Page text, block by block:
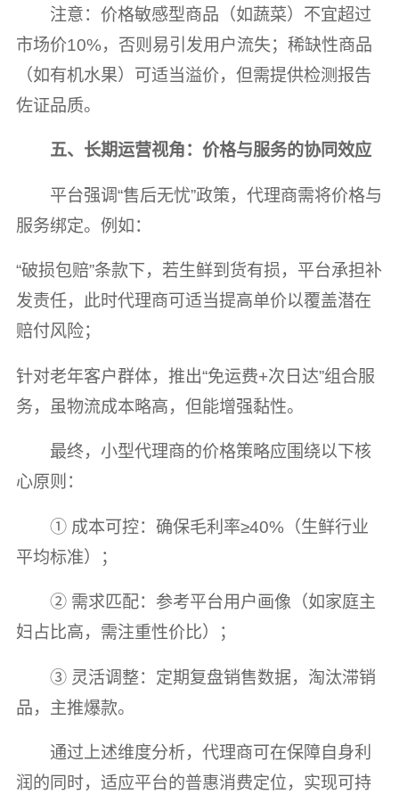
注意：价格敏感型商品（如蔬菜）不宜超过
市场价10%，否则易引发用户流失；稀缺性商品
（如有机水果）可适当溢价，但需提供检测报告
佐证品质。
五、长期运营视角：价格与服务的协同效应
平台强调“售后无忧”政策，代理商需将价格与
服务绑定。例如：
“破损包赔”条款下，若生鲜到货有损，平台承担补
发责任，此时代理商可适当提高单价以覆盖潜在
赔付风险；
针对老年客户群体，推出“免运费+次日达”组合服
务，虽物流成本略高，但能增强黏性。
最终，小型代理商的价格策略应围绕以下核
心原则：
① 成本可控：确保毛利率≥40%（生鲜行业
平均标准）；
② 需求匹配：参考平台用户画像（如家庭主
妇占比高，需注重性价比）；
③ 灵活调整：定期复盘销售数据，淘汰滞销
品，主推爆款。
通过上述维度分析，代理商可在保障自身利
润的同时，适应平台的普惠消费定位，实现可持